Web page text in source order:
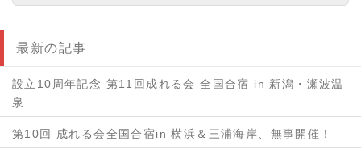
最新の記事
設立10周年記念 第11回成れる会 全国合宿 in 新潟・瀬波温
泉
第10回 成れる会全国合宿in 横浜＆三浦海岸、無事開催！